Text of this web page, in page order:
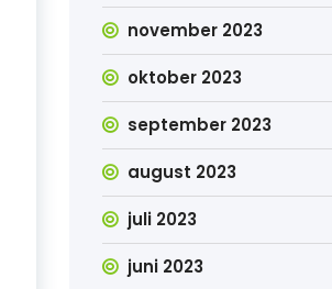
november 2023
oktober 2023
september 2023
august 2023
juli 2023
juni 2023